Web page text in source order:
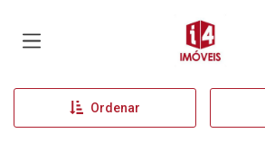
Página
Ordenar